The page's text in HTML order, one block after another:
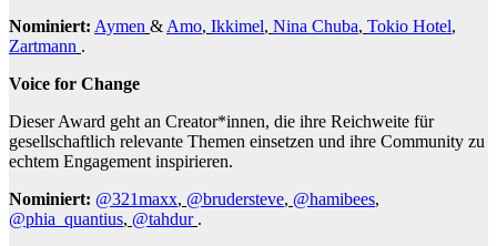
Nominiert: Aymen &Amo, Ikkimel, Nina Chuba, Tokio Hotel,
Zartmann .
Voice for Change
Dieser Award geht an Creator*innen, die ihre Reichweite für
gesellschaftlich relevante Themen einsetzen und ihre Community zu
echtem Engagement inspirieren.
Nominiert: @321maxx, @brudersteve, @hamibees,
@phia_quantius, @tahdur .